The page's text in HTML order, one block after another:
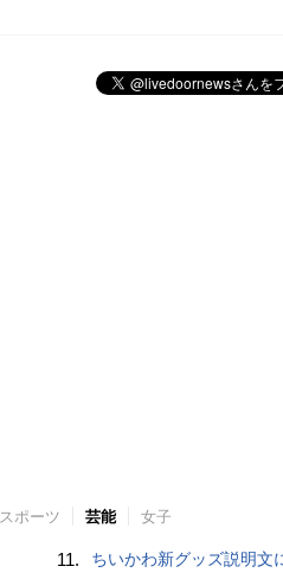
スポーツ 芸能 女子
11. ちいかわ新グッズ説明文